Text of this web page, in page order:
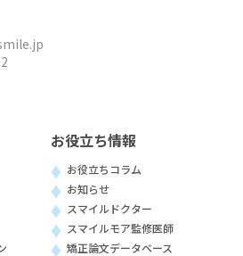
お役立ち情報
お役立ちコラム
お知らせ
スマイルドクター
スマイルモア監修医師
矯正論文データベース